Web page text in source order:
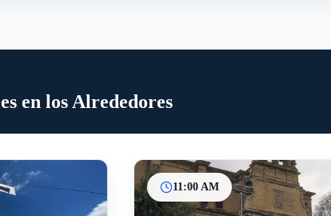
en los Alrededores
11:00 AM